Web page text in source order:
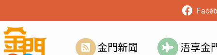
金門新聞 浯享金